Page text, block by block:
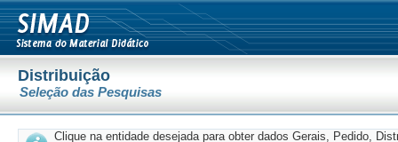
Distribuição
Seleção das Pesquisas
Clique na entidade desejada para obter dados Gerais, Pedido,